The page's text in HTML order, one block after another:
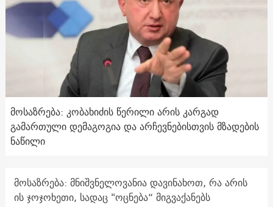
მოსაზრება: კობახიძის წერილი არის კარგად
გამართული დემაგოგია და არჩევნებისთვის მზადების
ნაწილი
მოსაზრება: მნიშვნელოვანია დავინახოთ, რა არის
ის ჯოჯოხეთი, სადაც "ოცნება“ მიგვაქანებს